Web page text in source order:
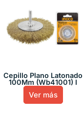
Cepillo Plano Latonado
100Mm (Wb41001) I
Ver más